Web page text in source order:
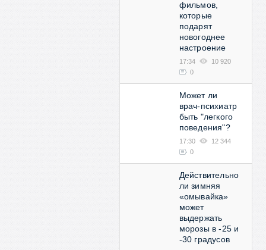
фильмов,
которые
подарят
новогоднее
настроение
17:34
10 920
0
Может ли
врач-психиатр
быть "легкого
поведения"?
17:30
12 344
0
Действительно
ли зимняя
«омывайка»
может
выдержать
морозы в -25 и
-30 градусов